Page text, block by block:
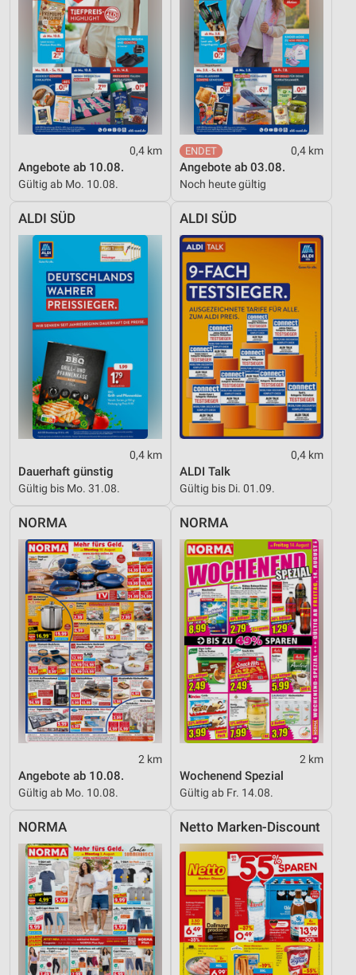
0,4 km
Angebote ab 10.08.
Gültig ab Mo. 10.08.
0,4 km
Angebote ab 03.08.
Noch heute gültig
ALDI SÜD
0,4 km
Dauerhaft günstig
Gültig bis Mo. 31.08.
ALDI SÜD
0,4 km
ALDI Talk
Gültig bis Di. 01.09.
NORMA
2 km
Angebote ab 10.08.
Gültig ab Mo. 10.08.
NORMA
2 km
Wochenend Spezial
Gültig ab Fr. 14.08.
NORMA Netto Marken-Discount
Messung der Performance von Inhalten
Analyse von Zielgruppen durch Statistiken oder
Kombinationen von Daten aus verschiedenen
Quellen
Entwicklung und Verbesserung der Angebote
Verwendung reduzierter Daten zur Auswahl von
IAB-Besonderheiten:
Informationen identifizieren
Nicht-IAB-Verarbeitungszwecke:
Notwendig
Performance
Funktional
Werbung